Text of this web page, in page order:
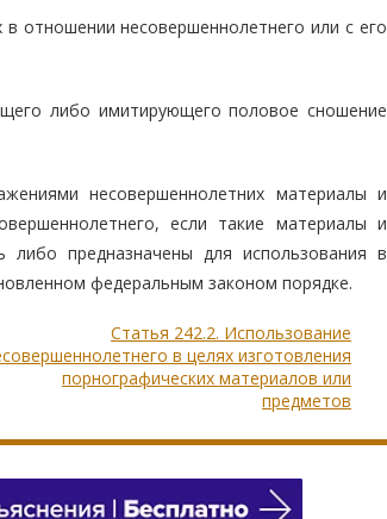
отношении несовершеннолетнего или с его
либо имитирующего половое сношение
несовершеннолетних материалы и
если такие материалы и
либо предназначены для использования в
федеральным законом порядке.
Статья 242.2. Использование
в целях изготовления
порнографических материалов или
предметов